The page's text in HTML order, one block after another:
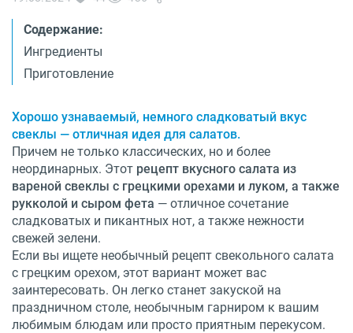
О бренде
Технологии
Сервис
Вопрос-ответ
Библиотека
Содержание:
Ингредиенты
Приготовление
Хорошо узнаваемый, немного сладковатый вкус
свеклы — отличная идея для салатов.
Причем не только классических, но и более
неординарных. Этот рецепт вкусного салата из
вареной свеклы с грецкими орехами и луком, а также
рукколой и сыром фета — отличное сочетание
сладковатых и пикантных нот, а также нежности
свежей зелени.
Если вы ищете необычный рецепт свекольного салата
с грецким орехом, этот вариант может вас
заинтересовать. Он легко станет закуской на
праздничном столе, необычным гарниром к вашим
любимым блюдам или просто приятным перекусом.